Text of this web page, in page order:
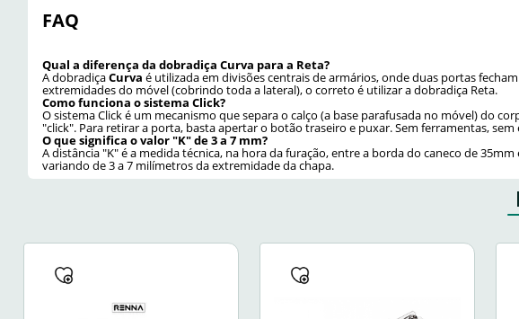
FAQ
Qual a diferença da dobradiça Curva para a Reta?
A dobradiçaCurva é utilizada em divisões centrais de armários, onde duas portas
extremidades do móvel (cobrindo toda a lateral), o correto é utilizar a dobradiça Reta.
Como funciona o sistema Click?
O sistema Click é um mecanismo que separa o calço (a base parafusada no móvel) do
"click". Para retirar a porta, basta apertar o botão traseiro e puxar. Sem ferramentas, sem
O que significa o valor "K" de 3 a 7 mm?
A distância "K" é a medida técnica, na hora da furação, entre a borda do caneco de
variando de 3 a 7 milímetros da extremidade da chapa.